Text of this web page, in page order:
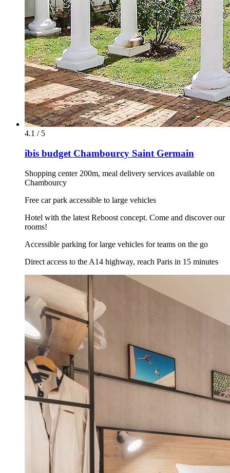
4.1 / 5
ibis budget Chambourcy Saint Germain
Shopping center 200m, meal delivery services available on
Chambourcy
Free car park accessible to large vehicles
Hotel with the latest Reboost concept. Come and discover our
rooms!
Accessible parking for large vehicles for teams on the go
Direct access to the A14 highway, reach Paris in 15 minutes